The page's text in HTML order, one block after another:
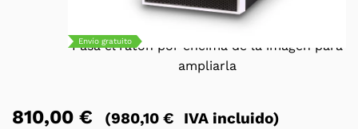
Pasa el ratón por encima de la imagen para
ampliarla
Envío gratuito
810,00 € (980,10 € IVA incluido)